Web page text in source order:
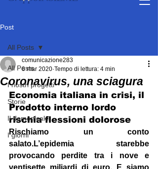
Post
All Posts
I nostri progetti
Storie
Il domenicale
I giorni
All Posts
Coronavirus, una sciagura
comunicazione283
8 mar 2020 Tempo di lettura: 4 min
Economia italiana in crisi, il
Prodotto interno lordo
rischia flessioni dolorose
Rischiamo un conto
salato.L’epidemia starebbe
provocando perdite tra i nove e
ventisette miliardi di euro. E siamo